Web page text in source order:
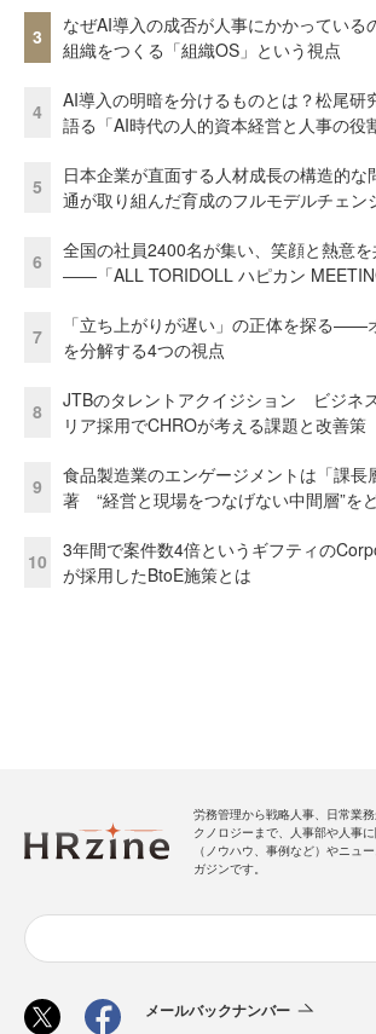
3
なぜAI導入の成否が人事にかかっている
組織をつくる「組織OS」という視点
4
AI導入の明暗を分けるものとは？松尾研
語る「AI時代の人的資本経営と人事の役
5
日本企業が直面する人材成長の構造的
通が取り組んだ育成のフルモデルチェン
6
全国の社員2400名が集い、笑顔と熱意
――「ALL TORIDOLL ハピカン
7
「立ち上がりが遅い」の正体を探る——
を分解する4つの視点
8
JTBのタレントアクイジション ビジネ
リア採用でCHROが考える課題と改善策
9
食品製造業のエンゲージメントは「課長
著 “経営と現場をつなげない中間層”を
10
3年間で案件数4倍というギフティの
が採用したBtoE施策とは
労務管理から戦略人事、日常業
クノロジーまで、人事部や人事
（ノウハウ、事例など）やニュ
ガジンです。
メールバックナンバー